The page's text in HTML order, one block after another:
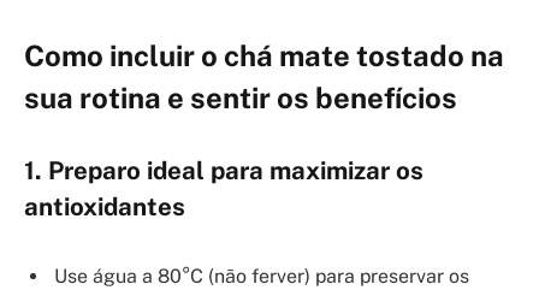
Como incluir o chá mate tostado na
sua rotina e sentir os benefícios
1. Preparo ideal para maximizar os
antioxidantes
Use água a 80°C (não ferver) para preservar os